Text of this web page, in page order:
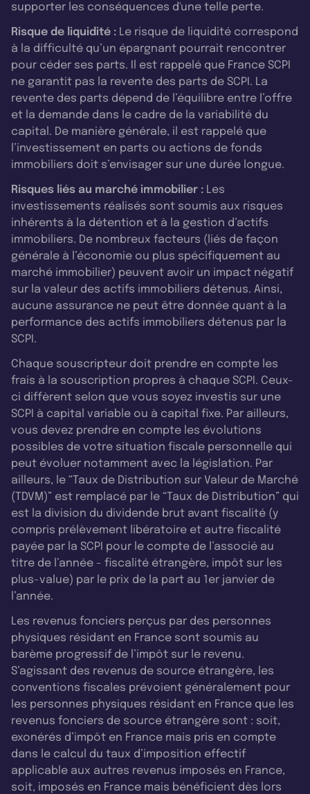
supporter les conséquences d'une telle perte.
Risque de liquidité : Le risque de liquidité correspond
à la difficulté qu’un épargnant pourrait rencontrer
pour céder ses parts. Il est rappelé que France SCPI
ne garantit pas la revente des parts de SCPI. La
revente des parts dépend de l’équilibre entre l’offre
et la demande dans le cadre de la variabilité du
capital. De manière générale, il est rappelé que
l’investissement en parts ou actions de fonds
immobiliers doit s’envisager sur une durée longue.
Risques liés au marché immobilier : Les
investissements réalisés sont soumis aux risques
inhérents à la détention et à la gestion d’actifs
immobiliers. De nombreux facteurs (liés de façon
générale à l’économie ou plus spécifiquement au
marché immobilier) peuvent avoir un impact négatif
sur la valeur des actifs immobiliers détenus. Ainsi,
aucune assurance ne peut être donnée quant à la
performance des actifs immobiliers détenus par la
SCPI.
Chaque souscripteur doit prendre en compte les
frais à la souscription propres à chaque SCPI. Ceux-
ci diffèrent selon que vous soyez investis sur une
SCPI à capital variable ou à capital fixe. Par ailleurs,
vous devez prendre en compte les évolutions
possibles de votre situation fiscale personnelle qui
peut évoluer notamment avec la législation. Par
ailleurs, le “Taux de Distribution sur Valeur de Marché
(TDVM)” est remplacé par le “Taux de Distribution” qui
est la division du dividende brut avant fiscalité (y
compris prélèvement libératoire et autre fiscalité
payée par la SCPI pour le compte de l’associé au
titre de l’année - fiscalité étrangère, impôt sur les
plus-value) par le prix de la part au 1er janvier de
l’année.
Les revenus fonciers perçus par des personnes
physiques résidant en France sont soumis au
barème progressif de l’impôt sur le revenu.
S’agissant des revenus de source étrangère, les
conventions fiscales prévoient généralement pour
les personnes physiques résidant en France que les
revenus fonciers de source étrangère sont : soit,
exonérés d’impôt en France mais pris en compte
dans le calcul du taux d’imposition effectif
applicable aux autres revenus imposés en France,
soit, imposés en France mais bénéficient dès lors